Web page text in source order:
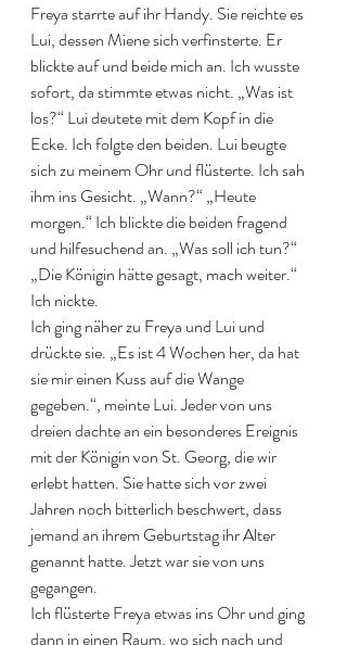
Freya starrte auf ihr Handy. Sie reichte es
Lui, dessen Miene sich verfinsterte. Er
blickte auf und beide mich an. Ich wusste
sofort, da stimmte etwas nicht. „Was ist
los?“ Lui deutete mit dem Kopf in die
Ecke. Ich folgte den beiden. Lui beugte
sich zu meinem Ohr und flüsterte. Ich sah
ihm ins Gesicht. „Wann?“ „Heute
morgen.“ Ich blickte die beiden fragend
und hilfesuchend an. „Was soll ich tun?“
„Die Königin hätte gesagt, mach weiter.“
Ich nickte.
Ich ging näher zu Freya und Lui und
drückte sie. „Es ist 4 Wochen her, da hat
sie mir einen Kuss auf die Wange
gegeben.“, meinte Lui. Jeder von uns
dreien dachte an ein besonderes Ereignis
mit der Königin von St. Georg, die wir
erlebt hatten. Sie hatte sich vor zwei
Jahren noch bitterlich beschwert, dass
jemand an ihrem Geburtstag ihr Alter
genannt hatte. Jetzt war sie von uns
gegangen.
Ich flüsterte Freya etwas ins Ohr und ging
dann in einen Raum, wo sich nach und